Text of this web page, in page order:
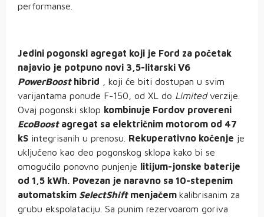
performanse.
Jedini pogonski agregat koji je Ford za početak
najavio je potpuno novi 3,5-litarski V6
PowerBoosthibrid , koji će biti dostupan u svim
varijantama ponude F-150, od XL do Limitedverzije.
Ovaj pogonski sklop kombinuje Fordov provereni
EcoBoostagregat sa električnim motorom od 47
kS integrisanih u prenosu. Rekuperativno kočenje je
uključeno kao deo pogonskog sklopa kako bi se
omogućilo ponovno punjenje
litijum-jonske baterije
od 1,5 kWh. Povezan je naravno sa 10-stepenim
automatskim SelectShiftmenjačem kalibrisanim za
grubu ekspolataciju. Sa punim rezervoarom goriva